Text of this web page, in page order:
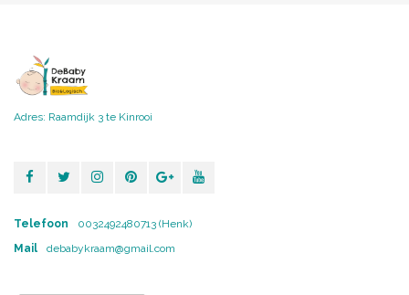
Adres: Raamdijk 3 te Kinrooi
Telefoon
0032492480713 (Henk)
Mail
debabykraam@gmail.com